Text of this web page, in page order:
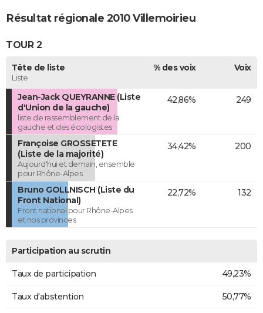
Résultat régionale 2010 Villemoirieu
TOUR 2
Tête de liste
Liste
% des voix Voix
Jean-Jack QUEYRANNE (Liste
d'Union de la gauche)
liste de rassemblement de la
gauche et des écologistes
42,86% 249
Françoise GROSSETETE
(Liste de la majorité)
Aujourd'hui et demain, ensemble
pour Rhône-Alpes.
34,42% 200
Bruno GOLLNISCH (Liste du
Front National)
Front national pour Rhône-Alpes
et nos provinces
22,72% 132
Participation au scrutin
Taux de participation 49,23%
Taux d'abstention 50,77%